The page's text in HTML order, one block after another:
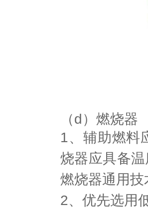
（d）燃烧器
1、辅助燃料
烧器应具备
燃烧器通用
2、优先选用